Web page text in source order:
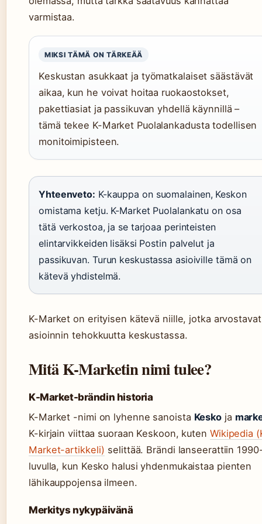
varmistaa.
MIKSI TÄMÄ ON TÄRKEÄÄ
Keskustan asukkaat ja työmatkalaiset säästävät
aikaa, kun he voivat hoitaa ruokaostokset,
pakettiasiat ja passikuvan yhdellä käynnillä –
tämä tekee K-Market Puolalankadusta todellisen
monitoimipisteen.
Yhteenveto: K-kauppa on suomalainen, Keskon
omistama ketju. K-Market Puolalankatu on osa
tätä verkostoa, ja se tarjoaa perinteisten
elintarvikkeiden lisäksi Postin palvelut ja
passikuvan. Turun keskustassa asioiville tämä on
kätevä yhdistelmä.
K-Market on erityisen kätevä niille, jotka arvostavat
asioinnin tehokkuutta keskustassa.
Mitä K-Marketin nimi tulee?
K-Market-brändin historia
K-Market -nimi on lyhenne sanoista Kesko ja
K-kirjain viittaa suoraan Keskoon, kuten Wikipedia
Market-artikkeli) selittää. Brändi lanseerattiin
luvulla, kun Kesko halusi yhdenmukaistaa pienten
lähikauppojensa ilmeen.
Merkitys nykypäivänä